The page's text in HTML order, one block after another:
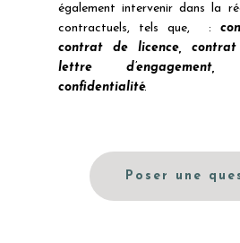
également intervenir dans la
contractuels, tels que, :
contrat de licence, contrat
lettre
confidentialité.
Poser une